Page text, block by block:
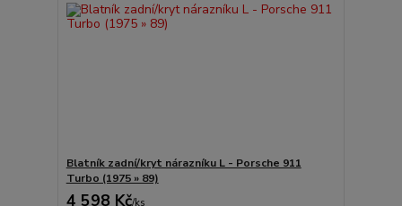
Blatník zadní/kryt nárazníku L - Porsche 911
Turbo (1975 » 89)
4 598 Kč/ks